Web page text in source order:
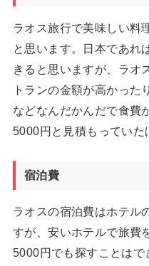
ラオス旅行で美味しい料
と思います。日本であれ
きると思いますが、ラオ
トランの金額が高かった
などなんだかんだで食費
5000円と見積もっていた
宿泊費
ラオスの宿泊費はホテル
すが、安いホテルで旅費
5000円でも探すことはで